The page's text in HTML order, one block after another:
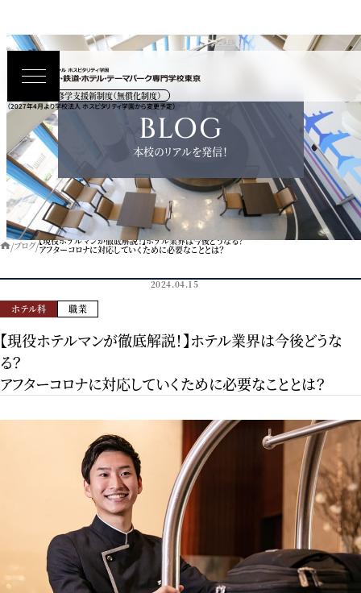
高等教育の修学支援新制度（無償化制度）
（2027年4月より学校法人 ホスピタリティ学園から変更予定）
BLOG
本校のリアルを発信！
ブログ 【現役ホテルマンが徹底解説！】ホテル業界は今後どうなる？
アフターコロナに対応していくために必要なこととは？
2024.04.15
ホテル科 職業
【現役ホテルマンが徹底解説！】ホテル業界は今後どうな
る？
アフターコロナに対応していくために必要なこととは？